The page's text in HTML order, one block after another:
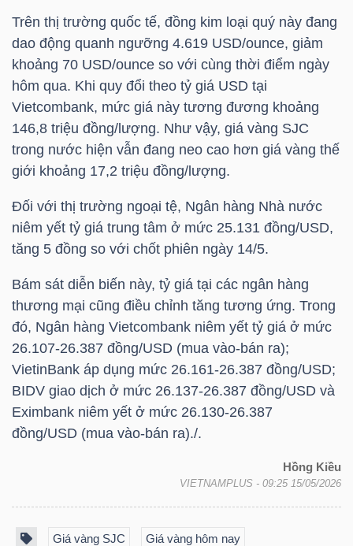
Trên thị trường quốc tế, đồng kim loại quý này đang
dao động quanh ngưỡng 4.619 USD/ounce, giảm
khoảng 70 USD/ounce so với cùng thời điểm ngày
hôm qua. Khi quy đổi theo tỷ giá USD tại
Vietcombank, mức giá này tương đương khoảng
146,8 triệu đồng/lượng. Như vậy, giá vàng SJC
trong nước hiện vẫn đang neo cao hơn giá vàng thế
giới khoảng 17,2 triệu đồng/lượng.
Đối với thị trường ngoại tệ, Ngân hàng Nhà nước
niêm yết tỷ giá trung tâm ở mức 25.131 đồng/USD,
tăng 5 đồng so với chốt phiên ngày 14/5.
Bám sát diễn biến này, tỷ giá tại các ngân hàng
thương mại cũng điều chỉnh tăng tương ứng. Trong
đó, Ngân hàng Vietcombank niêm yết tỷ giá ở mức
26.107-26.387 đồng/USD (mua vào-bán ra);
VietinBank áp dụng mức 26.161-26.387 đồng/USD;
BIDV giao dịch ở mức 26.137-26.387 đồng/USD và
Eximbank niêm yết ở mức 26.130-26.387
đồng/USD (mua vào-bán ra)./.
Hồng Kiều
VIETNAMPLUS - 09:25 15/05/2026
Giá vàng SJC Giá vàng hôm nay
VIETSTOCKFINANCE
VĨ
MÔ
NGÀNH
DOANH
CỔ
PHIẾU